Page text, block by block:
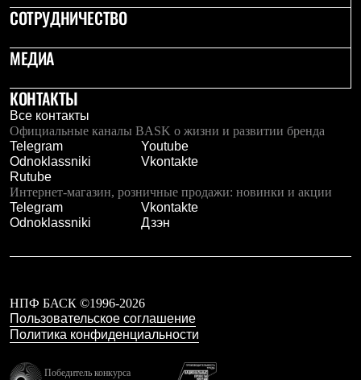
Толстовки
Брюки
Куртки
Флисовая одежда
Брюки
Жилеты
Комбинезоны
Термобелье
Комплект термобелья
Снаряжение
Палатки и тенты
Палатки
Тенты
Альпинистские
Городские
Аксессуары для рюкзаков
Спальные мешки
Пуховые
Комбинированные
СОТРУДНИЧЕСТВО
МЕДИА
КОНТАКТЫ
Все контакты
Официальные каналы BASK о жизни и развитии бренда
Telegram
Youtube
Odnoklassniki
Vkontakte
Rutube
Интернет-магазин, розничные продажи: новинки и акции
Telegram
Vkontakte
Odnoklassniki
Дзэн
НПФ БАСК ©1996-2026
Пользовательское соглашение
Политика конфиденциальности
Победитель конкурса